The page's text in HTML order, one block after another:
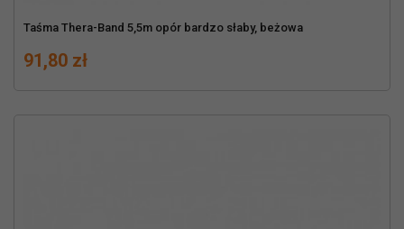
Taśma Thera-Band 5,5m opór bardzo słaby, beżowa
Cena
91,80 zł